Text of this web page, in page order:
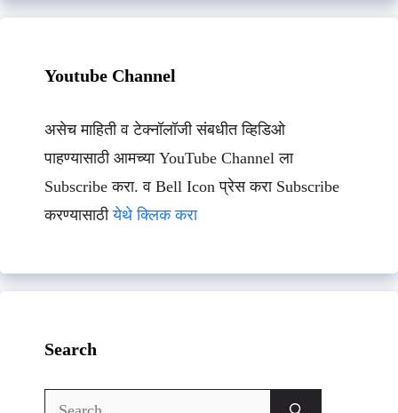
Youtube Channel
असेच माहिती व टेक्नॉलॉजी संबधीत व्हिडिओ
पाहण्यासाठी आमच्या YouTube Channel ला
Subscribe करा. व Bell Icon प्रेस करा Subscribe
करण्यासाठीयेथे क्लिक करा
Search
Search